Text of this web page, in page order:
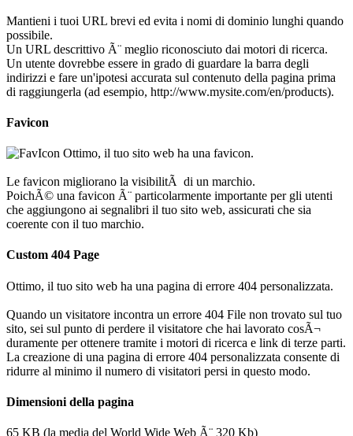
Mantieni i tuoi URL brevi ed evita i nomi di dominio lunghi quando
possibile.
Un URL descrittivo Ã¨ meglio riconosciuto dai motori di ricerca.
Un utente dovrebbe essere in grado di guardare la barra degli
indirizzi e fare un'ipotesi accurata sul contenuto della pagina prima
di raggiungerla (ad esempio, http://www.mysite.com/en/products).
Favicon
Ottimo, il tuo sito web ha una favicon.
Le favicon migliorano la visibilitÃ di un marchio.
PoichÃ© una favicon Ã¨ particolarmente importante per gli utenti
che aggiungono ai segnalibri il tuo sito web, assicurati che sia
coerente con il tuo marchio.
Custom 404 Page
Ottimo, il tuo sito web ha una pagina di errore 404 personalizzata.
Quando un visitatore incontra un errore 404 File non trovato sul tuo
sito, sei sul punto di perdere il visitatore che hai lavorato cosÃ¬
duramente per ottenere tramite i motori di ricerca e link di terze parti.
La creazione di una pagina di errore 404 personalizzata consente di
ridurre al minimo il numero di visitatori persi in questo modo.
Dimensioni della pagina
65 KB (la media del World Wide Web Ã¨ 320 Kb)